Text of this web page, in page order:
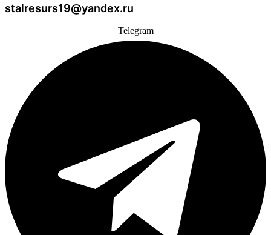
stalresurs19@yandex.ru
Telegram